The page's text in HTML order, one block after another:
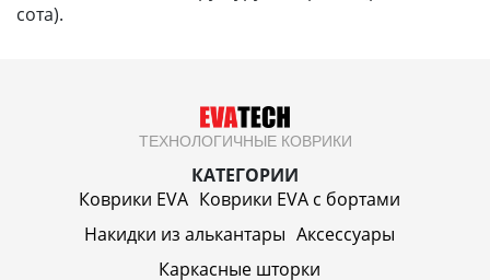
сота).
ТЕХНОЛОГИЧНЫЕ КОВРИКИ
КАТЕГОРИИ
Коврики EVA Коврики EVA c бортами
Накидки из алькантары Аксессуары
Каркасные шторки